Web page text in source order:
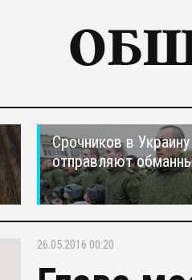
Срочников в Украину
отправляют
26.05.2016 00:20